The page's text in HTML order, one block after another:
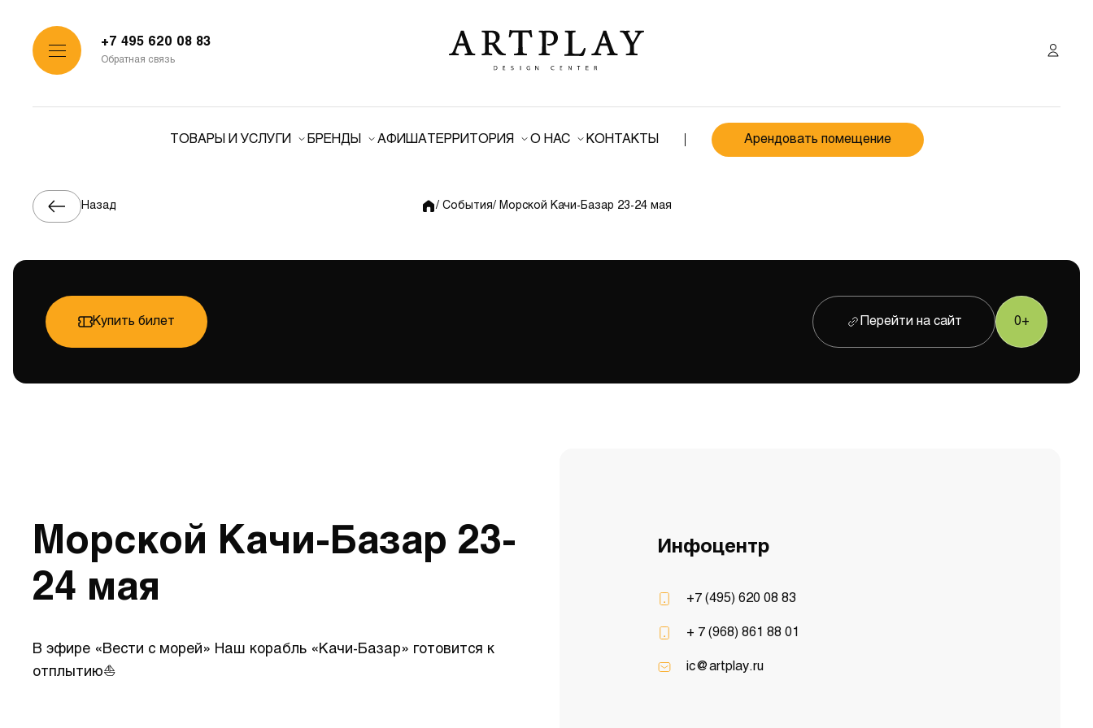
+7 495 620 08 83
Обратная связь
ТОВАРЫ И УСЛУГИ БРЕНДЫ АФИШАТЕРРИТОРИЯ О НАС КОНТАКТЫ Арендовать помещение
Назад / События/ Морской Качи-Базар 23-24 мая
Купить билет Перейти на сайт 0+
Морской Качи-Базар 23-
24 мая
В эфире «Вести с морей» Наш корабль «Качи-Базар» готовится к
отплытию⛵️
Инфоцентр
+7 (495) 620 08 83
+ 7 (968) 861 88 01
ic@artplay.ru